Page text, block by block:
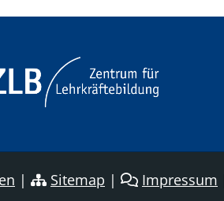
| Sitemap | Impressum